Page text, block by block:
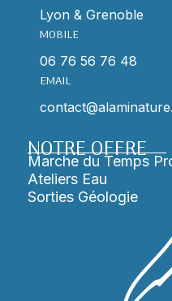
Lyon & Grenoble
MOBILE
06 76 56 76 48
EMAIL
NOTRE OFFRE
Marche du Temps
Ateliers Eau
Sorties Géologie